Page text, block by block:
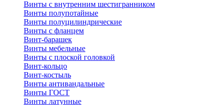
Винты с внутренним шестигранником
Винты полупотайные
Винты полуцилиндрические
Винты с фланцем
Винт-барашек
Винты мебельные
Винты с плоской головкой
Винт-кольцо
Винт-костыль
Винты антивандальные
Винты ГОСТ
Винты латунные